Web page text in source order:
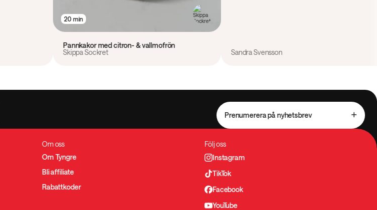
20 min
Pannkakor med citron- & vallmofrön
Skippa Sockret
Sandra Svensson
Prenumerera på nyhetsbrev
Om oss
Om Tyngre
Bli affiliate
Rabattkoder
Följ oss
Instagram
TikTok
Facebook
YouTube